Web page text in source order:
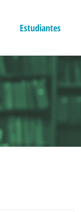
Estudiantes